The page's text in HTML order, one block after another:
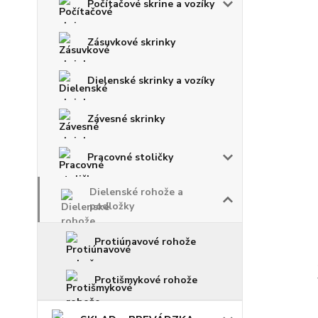
Počítačové skrine a vozíky
Zásuvkové skrinky
Dielenské skrinky a vozíky
Závesné skrinky
Pracovné stoličky
Dielenské rohože a
podložky
Protiúnavové rohože
Protišmykové rohože